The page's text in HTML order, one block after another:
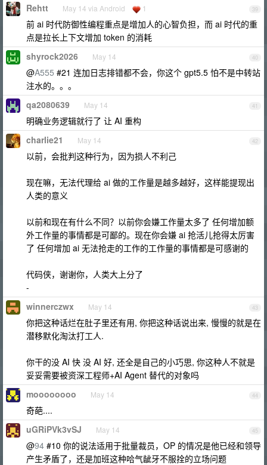
39
Rehtt May 14 via Android 1
前 ai 时代防御性编程重点是增加人的心智负担，而 ai 时代的重
点是拉长上下文增加 token 的消耗
40
shyrock2026 May 14
@A555 #21 连加日志排错都不会，你这个 gpt5.5 怕不是中转站
注水的。。。
41
qa2080639 May 14
明确业务逻辑就行了 让 AI 重构
42
charlie21 May 14
以前，会批判这种行为，因为损人不利己
现在嘛，无法代理给 ai 做的工作量是越多越好，这样能提现出
人类的意义
以前和现在有什么不同？以前你会嫌工作量太多了 任何增加额
外工作量的事情都是可鄙的。现在你会嫌 ai 抢活儿抢得太厉害
了 任何增加 ai 无法抢走的工作的工作量的事情都是可感谢的
代码侠，谢谢你，人类大上分了
-
43
winnerczwx May 14
你把这种话烂在肚子里还有用, 你把这种话说出来, 慢慢的就是在
潜移默化淘汰打工人.
你干的没 AI 快 没 AI 好, 还全是自己的小巧思, 你这种人不就是
妥妥需要被资深工程师+AI Agent 替代的对象吗
44
moooooooo May 14
奇葩....
45
uGRiPVk3vSJ May 14
@94 #10 你的说法适用于批量裁员，OP 的情况是他已经和领导
产生矛盾了，还是加班这种哈气龇牙不服拴的立场问题